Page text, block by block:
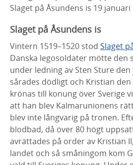
Slaget på Åsundens is 19 januari
Slaget på Åsundens is
Vintern 1519–1520 stod Slaget
Danska legosoldater mötte den
under ledning av Sten Sture
sårades dödligt och Kristian
krönas till konung över Sverige
att han blev Kalmarunionens
blev inte långvarig på tronen.
blodbad, då över 80 högt
avrättades på order av Kristian
landet och så småningom kom